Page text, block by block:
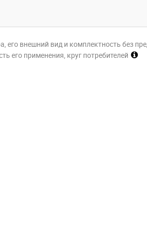
его внешний вид и комплектность без
его применения, круг потребителей